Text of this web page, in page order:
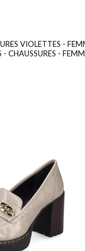
VIOLETTES -
- CHAUSSURES -